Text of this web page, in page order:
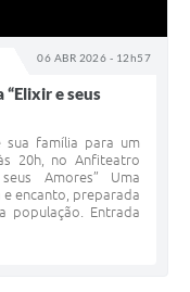
06 ABR 2026 - 12h57
e seus
sua família para um
20h, no Anfiteatro
Amores” Uma
encanto, preparada
população. Entrada